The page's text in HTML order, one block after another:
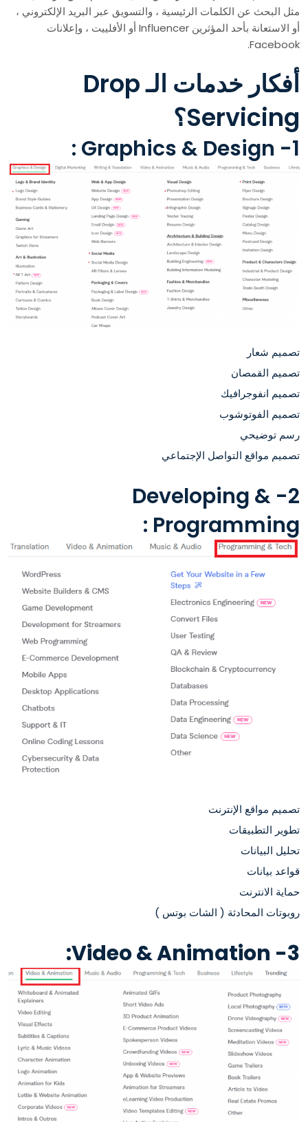
مثل البحث عن الكلمات الرئيسية ، والتسويق عبر البريد الإلكتروني ،
أو الاستعانة بأحد المؤثرين Influencer أو الأفلييت ، وإعلانات
Facebook.
أفكار خدمات الـ Drop
Servicing؟
1- Graphics & Design :
تصميم شعار
تصميم القمصان
تصميم انفوجرافيك
تصميم الفوتوشوب
رسم توضيحي
تصميم مواقع التواصل الإجتماعي
2- Developing &
Programming :
تصميم مواقع الإنترنت
تطوير التطبيقات
تحليل البيانات
قواعد بيانات
حماية الانترنت
روبوتات المحادثة ( الشات بوتس )
3- Video & Animation: